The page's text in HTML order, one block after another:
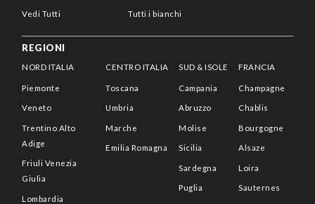
Vedi Tutti Tutti i bianchi
REGIONI
NORD ITALIA
Piemonte
Veneto
Trentino Alto
Adige
Friuli Venezia
Giulia
Lombardia
CENTRO ITALIA
Toscana
Umbria
Marche
Emilia Romagna
SUD & ISOLE
Campania
Abruzzo
Molise
Sicilia
Sardegna
Puglia
FRANCIA
Champagne
Chablis
Bourgogne
Alsaze
Loira
Sauternes